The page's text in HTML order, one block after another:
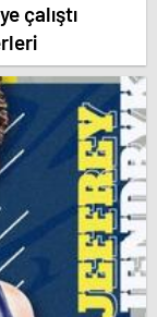
çalıştı